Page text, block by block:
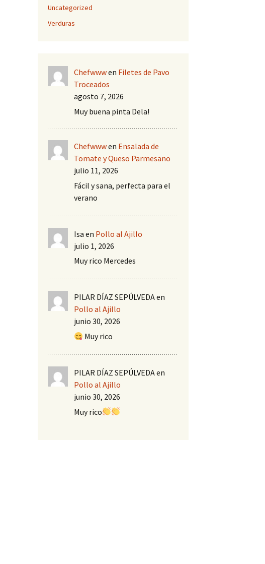
Uncategorized
Verduras
Chefwwwen Filetes de Pavo
Troceados
agosto 7, 2026
Muy buena pinta Dela!
Chefwwwen Ensalada de
Tomate y Queso Parmesano
julio 11, 2026
Fácil y sana, perfecta para el
verano
Isa en Pollo al Ajillo
julio 1, 2026
Muy rico Mercedes
PILAR DÍAZ SEPÚLVEDAen
Pollo al Ajillo
junio 30, 2026
Muy rico
PILAR DÍAZ SEPÚLVEDAen
Pollo al Ajillo
junio 30, 2026
Muy rico